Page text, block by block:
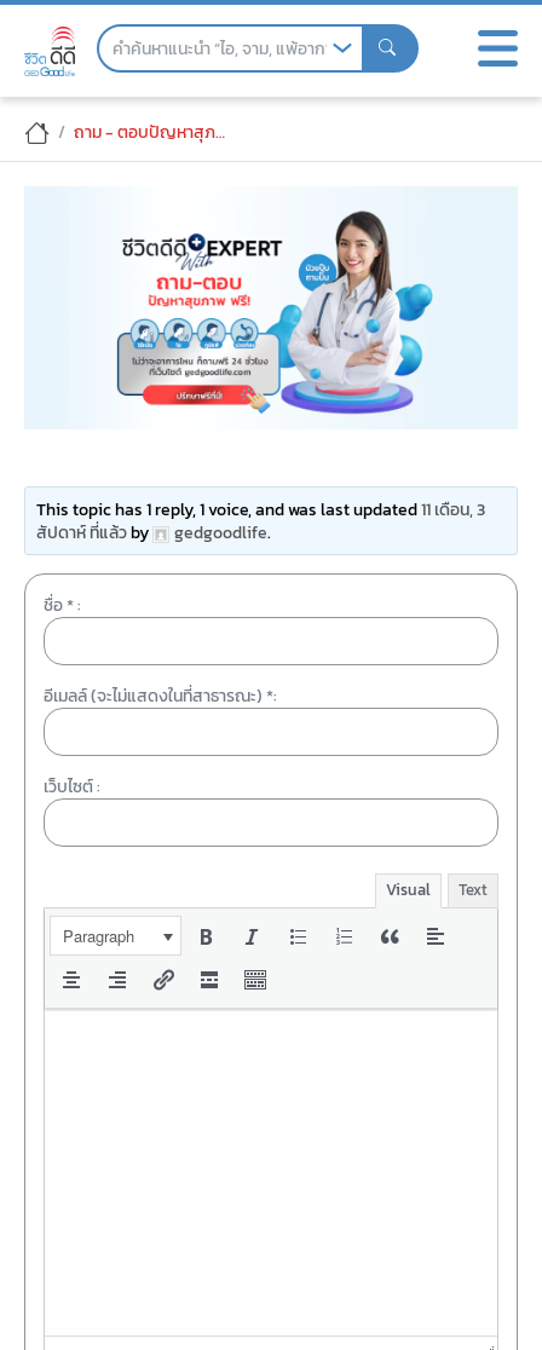
Skip
ปัญหาการนอนไม่หลับ
ถาม - ตอบปัญหาสุภาพ
This topic has 1 reply, 1 voice, and was last updated11 เดือน, 3
สัปดาห์ ที่แล้วby gedgoodlife.
ชื่อ * :
อีเมลล์ (จะไม่แสดงในที่สาธารณะ) *:
เว็บไซต์ :
Visual
Text
Paragraph